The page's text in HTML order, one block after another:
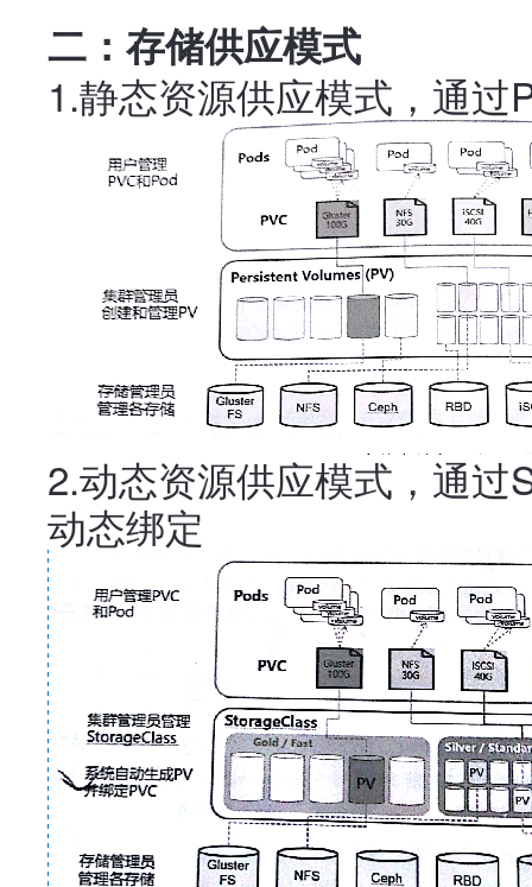
二：存储供应模式
1.静态资源供应模式，通过
2.动态资源供应模式，通
动态绑定